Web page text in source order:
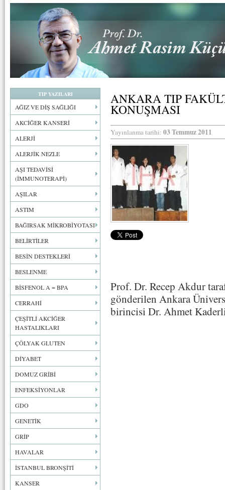
TIP YAZILARI
AĞIZ VE DİŞ SAĞLIĞI
AKCİĞER KANSERİ
ALERJİ
ALERJİK NEZLE
AŞI TEDAVİSİ
(İMMUNOTERAPİ)
AŞILAR
ASTIM
BAĞIRSAK MİKROBİYOTASI
BELİRTİLER
BESİN DESTEKLERİ
BESLENME
BİSFENOL A = BPA
CERRAHİ
ÇEŞİTLİ AKCİĞER
HASTALIKLARI
ÇÖLYAK GLUTEN
DİYABET
DOMUZ GRİBİ
ENFEKSİYONLAR
GDO
GENETİK
GRİP
HAVALAR
İSTANBUL BRONŞİTİ
KANSER
ANKARA TIP
KONUŞMASI
Yayınlanma tarihi: 03 Temmuz 2011
Prof. Dr. Recep Akdur
gönderilen Ankara
birincisi Dr. Ahmet